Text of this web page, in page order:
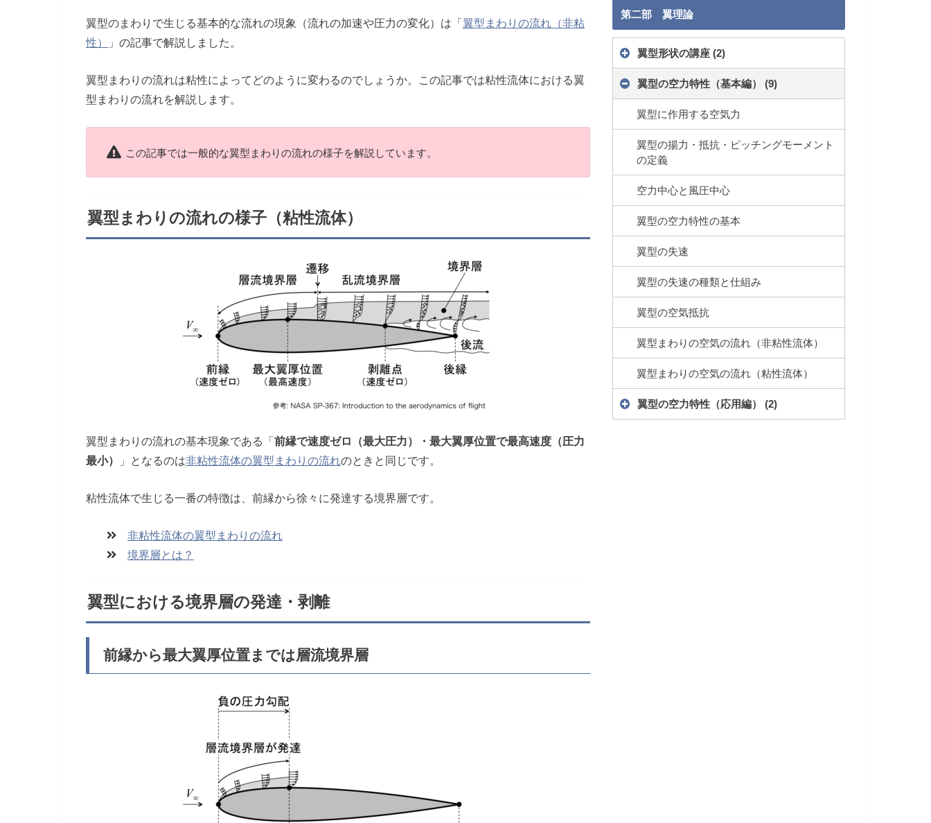
翼型のまわりで生じる基本的な流れの現象（流れの加速や圧力の変化）は「翼型まわりの流れ（非粘
性）
」の記事で解説しました。
翼型まわりの流れは粘性によってどのように変わるのでしょうか。この記事では粘性流体における翼
型まわりの流れを解説します。
この記事では一般的な翼型まわりの流れの様子を解説しています。
翼型まわりの流れの様子（粘性流体）
翼型まわりの流れの基本現象である「前縁で速度ゼロ（最大圧力）・最大翼厚位置で最高速度（圧力
最小）
」となるのは非粘性流体の翼型まわりの流れのときと同じです。
粘性流体で生じる一番の特徴は、前縁から徐々に発達する境界層です。
非粘性流体の翼型まわりの流れ
境界層とは？
翼型における境界層の発達・剥離
前縁から最大翼厚位置までは層流境界層
第二部 翼理論
翼型形状の講座 (2)
翼型の空力特性（基本編） (9)
翼型に作用する空気力
翼型の揚力・抵抗・ピッチングモーメント
の定義
空力中心と風圧中心
翼型の空力特性の基本
翼型の失速
翼型の失速の種類と仕組み
翼型の空気抵抗
翼型まわりの空気の流れ（非粘性流体）
翼型まわりの空気の流れ（粘性流体）
翼型の空力特性（応用編） (2)